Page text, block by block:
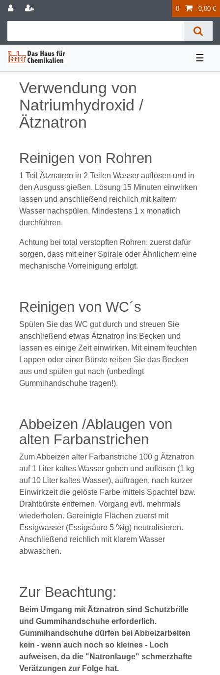
0 0,00 €
☰
Verwendung von
Natriumhydroxid /
Ätznatron
Reinigen von Rohren
1 Teil Ätznatron in 2 Teilen Wasser auflösen und in
den Ausguss gießen. Lösung 15 Minuten einwirken
lassen und anschließend reichlich mit kaltem
Wasser nachspülen. Mindestens 1 x monatlich
durchführen.
Achtung bei total verstopften Rohren: zuerst dafür
sorgen, dass mit einer Spirale oder Ähnlichem eine
mechanische Vorreinigung erfolgt.
Reinigen von WC´s
Spülen Sie das WC gut durch und streuen Sie
anschließend etwas Ätznatron ins Becken und
lassen es einige Zeit einwirken. Mit einem feuchten
Lappen oder einer Bürste reiben Sie das Becken
aus und spülen gut nach (unbedingt
Gummihandschuhe tragen!).
Abbeizen /Ablaugen von
alten Farbanstrichen
Zum Abbeizen alter Farbanstriche 100 g Ätznatron
auf 1 Liter kaltes Wasser geben und auflösen (1 kg
auf 10 Liter kaltes Wasser), auftragen, nach kurzer
Einwirkzeit die gelöste Farbe mittels Spachtel bzw.
Drahtbürste entfernen. Vorgang evtl. mehrmals
wiederholen. Gereinigte Flächen zuerst mit
Essigwasser (Essigsäure 5 %ig) neutralisieren.
Anschließend reichlich mit klarem Wasser
abwaschen.
Zur Beachtung:
Beim Umgang mit Ätznatron sind Schutzbrille
und Gummihandschuhe erforderlich.
Gummihandschuhe dürfen bei Abbeizarbeiten
kein - wenn auch noch so kleines - Loch
aufweisen, da die "Natronlauge" schmerzhafte
Verätzungen zur Folge hat.